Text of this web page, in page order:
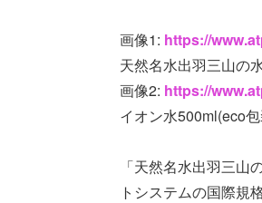
画像1: https://
天然名水出羽三山の
画像2: https://
イオン水500ml(eco
「天然名水出羽三
トシステムの国際規